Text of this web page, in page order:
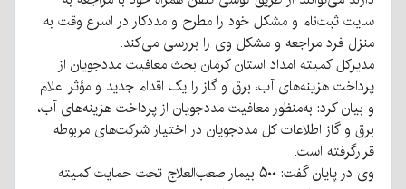
سایت ثبت‌نام و مشکل خود را مطرح و مددکار در اسرع وقت به
منزل فرد مراجعه و مشکل وی را بررسی می‌کند.
مدیرکل کمیته امداد استان کرمان بحث معافیت مددجویان از
پرداخت هزینه‌های آب، برق و گاز را یک اقدام جدید و مؤثر اعلام
و بیان کرد: به‌منظور معافیت مددجویان از پرداخت هزینه‌های آب،
برق و گاز اطلاعات کل مددجویان در اختیار شرکت‌های مربوطه
قرارگرفته است.
وی در پایان گفت: ۵۰۰ بیمار صعب‌العلاج تحت حمایت کمیته